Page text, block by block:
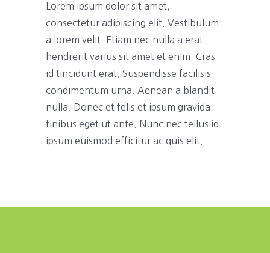
Lorem ipsum dolor sit amet,
consectetur adipiscing elit. Vestibulum
a lorem velit. Etiam nec nulla a erat
hendrerit varius sit amet et enim. Cras
id tincidunt erat. Suspendisse facilisis
condimentum urna. Aenean a blandit
nulla. Donec et felis et ipsum gravida
finibus eget ut ante. Nunc nec tellus id
ipsum euismod efficitur ac quis elit.